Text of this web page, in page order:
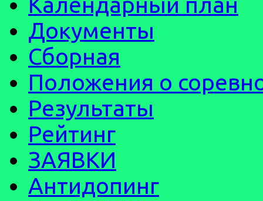
Документы
Сборная
Положения о
Результаты
Рейтинг
ЗАЯВКИ
Антидопинг